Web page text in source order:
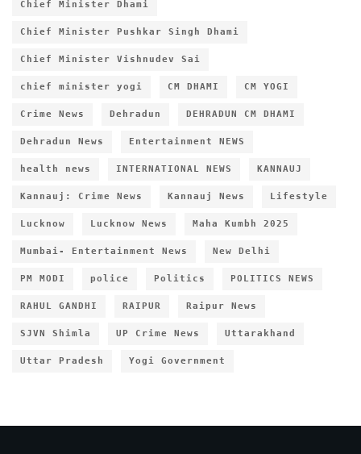
Chief Minister Dhami
Chief Minister Pushkar Singh Dhami
Chief Minister Vishnudev Sai
chief minister yogi CM DHAMI CM YOGI
Crime News Dehradun DEHRADUN CM DHAMI
Dehradun News Entertainment NEWS
health news INTERNATIONAL NEWS KANNAUJ
Kannauj: Crime News Kannauj News Lifestyle
Lucknow Lucknow News Maha Kumbh 2025
Mumbai- Entertainment News New Delhi
PM MODI police Politics POLITICS NEWS
RAHUL GANDHI RAIPUR Raipur News
SJVN Shimla UP Crime News Uttarakhand
Uttar Pradesh Yogi Government